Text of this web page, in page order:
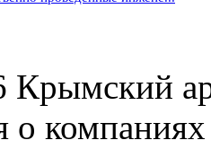
Крымский
компаниях